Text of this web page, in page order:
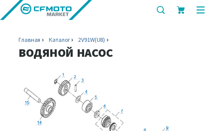
показать
Главная Каталог 2V91W(U8)
ВОДЯНОЙ НАСОС